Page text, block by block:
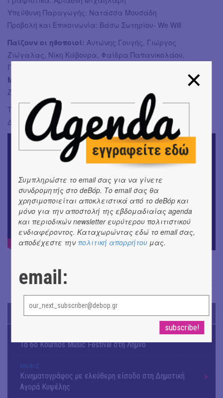
Υπεύθυνη Παραγωγής: Νατάσσα Μουσάδη
Προβολή και Επικοινωνία: Βάσω Σωτηρίου- We Will
Παίζουν οι ηθοποιοί: Αντώνης Γουγής, Γιώργος
Ζιώγαλας, Νίκη Κάβουρα, Φαίδρα Παπανικολάου,
Γιώργος Τσαγκαράκης
Μουσικοί επί σκηνής:
Ζιώγαλας
Τηλέφωνο κρατήσεων: 6934654289
Διάρκεια: 80’ (χωρίς διάλειμμα)
TODAY'S EVENTS
Το 6ο Kournos Music Festival στη Λήμνο
ΚΙΝ/ΦΟΣ
Κινηματογράφος με ελεύθερη είσοδο στη Δημοτική
Αγορά Κυψέλης
Συμπληρώστε το email σας για να γίνετε
συνδρομητής στο deBόp. Το email σας θα
χρησιμοποιείται αποκλειστικά από το deBόp και
μόνο για την αποστολή της εβδομαδιαίας agenda
και περιοδικών newsletter ευρύτερου πολιτιστικού
ενδιαφέροντος. Καταχωρώντας εδώ το email σας,
αποδέχεστε την πολιτική απορρήτου μας.
email: